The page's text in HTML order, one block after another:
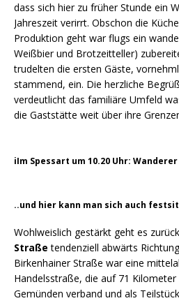
dass sich hier zu früher Stunde ein
Jahreszeit verirrt. Obschon die
Produktion geht war flugs ein
Weißbier und Brotzeitteller)
trudelten die ersten Gäste,
stammend, ein. Die herzliche
verdeutlicht das familiäre Umfeld
die Gaststätte weit über ihre
iIm Spessart um 10.20 Uhr:
..und hier kann man sich auch
Wohlweislich gestärkt geht es
Straße tendenziell abwärts
Birkenhainer Straße war eine
Handelsstraße, die auf 71
Gemünden verband und als